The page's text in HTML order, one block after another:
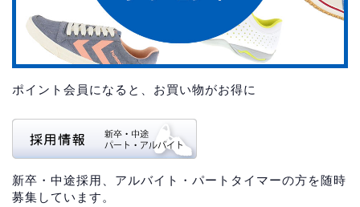
ポイント会員になると、お買い物がお得に
新卒・中途採用、アルバイト・パートタイマーの方を随時
募集しています。